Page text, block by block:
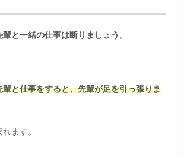
と一緒の仕事は断りましょう。
輩と仕事をすると、先輩が足を引っ張りま
ます。